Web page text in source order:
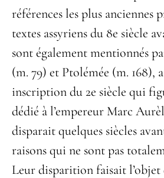
références les plus anciennes
textes assyriens du 8e siècle
sont également mentionnés
(m. 79) et Ptolémée (m. 168),
inscription du 2e siècle qui
dédié à l’empereur Marc
disparait quelques siècles
raisons qui ne sont pas
Leur disparition faisait l’objet